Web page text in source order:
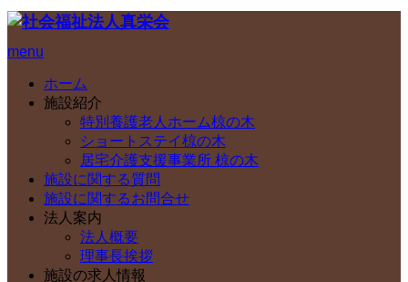
menu
ホーム
施設紹介
特別養護老人ホーム椋の木
ショートステイ椋の木
居宅介護支援事業所 椋の木
施設に関する質問
施設に関するお問合せ
法人案内
法人概要
理事長挨拶
施設の求人情報